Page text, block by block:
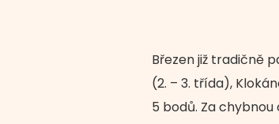
Březen již tradičně
(2. – 3. třída),
5 bodů. Za